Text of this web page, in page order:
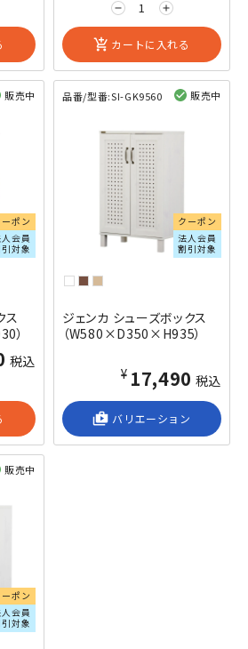
remove add
add_shopping_cart カートに入れる
販売中
ポン
会員
対象
ス
）
税込
品番/型番:SI-GK9560 販売中
クーポン
法人会員
割引対象
ジェンカ シューズボックス
（W580×D350×H935）
¥17,490 税込
shop_2 バリエーション
販売中
ポン
会員
対象